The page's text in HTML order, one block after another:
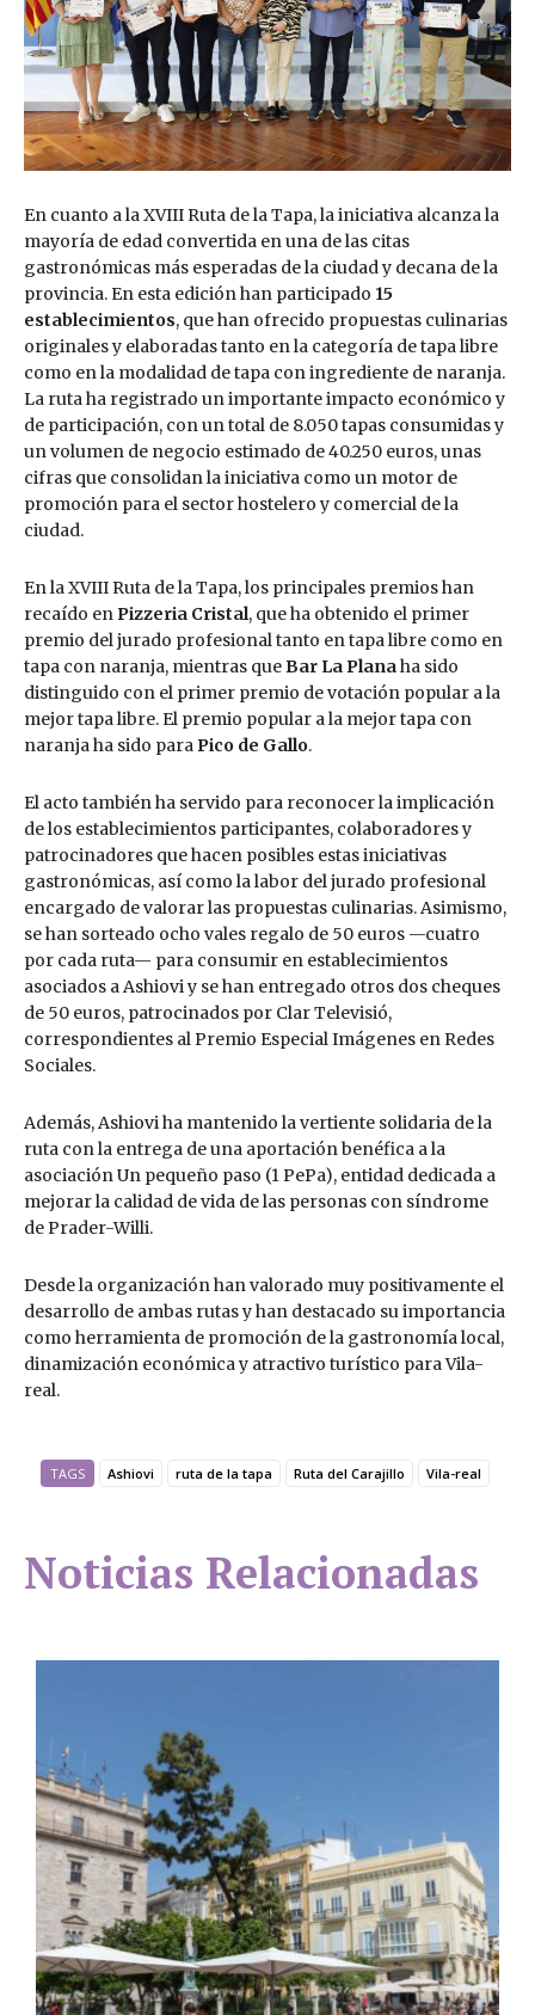
En cuanto a la XVIII Ruta de la Tapa, la iniciativa alcanza la
mayoría de edad convertida en una de las citas
gastronómicas más esperadas de la ciudad y decana de la
provincia. En esta edición han participado 15
establecimientos, que han ofrecido propuestas culinarias
originales y elaboradas tanto en la categoría de tapa libre
como en la modalidad de tapa con ingrediente de naranja.
La ruta ha registrado un importante impacto económico y
de participación, con un total de 8.050 tapas consumidas y
un volumen de negocio estimado de 40.250 euros, unas
cifras que consolidan la iniciativa como un motor de
promoción para el sector hostelero y comercial de la
ciudad.
En la XVIII Ruta de la Tapa, los principales premios han
recaído en Pizzeria Cristal, que ha obtenido el primer
premio del jurado profesional tanto en tapa libre como en
tapa con naranja, mientras queBar La Planaha sido
distinguido con el primer premio de votación popular a la
mejor tapa libre. El premio popular a la mejor tapa con
naranja ha sido para Pico de Gallo.
El acto también ha servido para reconocer la implicación
de los establecimientos participantes, colaboradores y
patrocinadores que hacen posibles estas iniciativas
gastronómicas, así como la labor del jurado profesional
encargado de valorar las propuestas culinarias. Asimismo,
se han sorteado ocho vales regalo de 50 euros —cuatro
por cada ruta— para consumir en establecimientos
asociados a Ashiovi y se han entregado otros dos cheques
de 50 euros, patrocinados por Clar Televisió,
correspondientes al Premio Especial Imágenes en Redes
Sociales.
Además, Ashiovi ha mantenido la vertiente solidaria de la
ruta con la entrega de una aportación benéfica a la
asociación Un pequeño paso (1 PePa), entidad dedicada a
mejorar la calidad de vida de las personas con síndrome
de Prader-Willi.
Desde la organización han valorado muy positivamente el
desarrollo de ambas rutas y han destacado su importancia
como herramienta de promoción de la gastronomía local,
dinamización económica y atractivo turístico para Vila-
real.
TAGS Ashiovi ruta de la tapa Ruta del Carajillo Vila-real
Noticias Relacionadas